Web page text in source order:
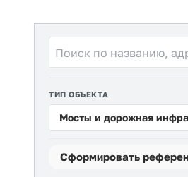
ТИП ОБЪЕКТА
Сформировать